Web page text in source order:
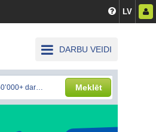
LV
DARBU VEIDI
Meklēt